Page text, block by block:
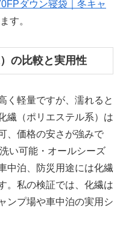
ダウン寝袋｜冬キャ
す。
の比較と実用性
く軽量ですが、濡れると
繊（ポリエステル系）は
、価格の安さが強みで
い可能・オールシーズ
中泊、防災用途には化繊
。私の検証では、化繊は
ンプ場や車中泊の実用シ